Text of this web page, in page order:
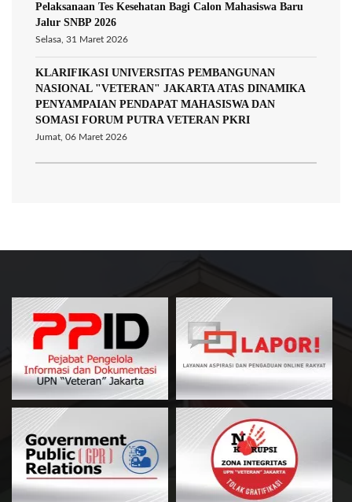
Pelaksanaan Tes Kesehatan Bagi Calon Mahasiswa Baru
Jalur SNBP 2026
Selasa, 31 Maret 2026
KLARIFIKASI UNIVERSITAS PEMBANGUNAN
NASIONAL "VETERAN" JAKARTA ATAS DINAMIKA
PENYAMPAIAN PENDAPAT MAHASISWA DAN
SOMASI FORUM PUTRA VETERAN PKRI
Jumat, 06 Maret 2026